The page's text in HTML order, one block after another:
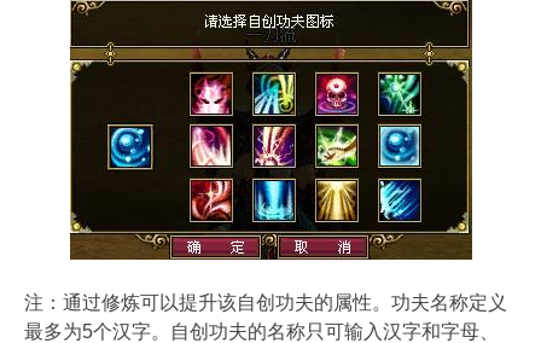
注：通过修炼可以提升该自创功夫的属性。功夫名称定义
最多为5个汉字。自创功夫的名称只可输入汉字和字母、